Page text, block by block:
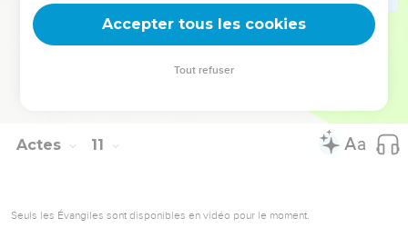
la grandeur de Dieu. Alors Pierre dit :
« Peut-on refuser l'eau du baptême à ceux qui ont reçu le
Actes 11
Seuls les Évangiles sont disponibles en vidéo pour le moment.
Accepter tous les cookies
Tout refuser